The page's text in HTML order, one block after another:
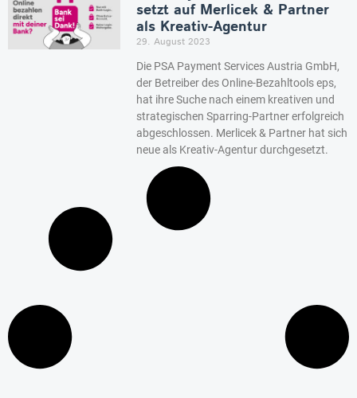
setzt auf Merlicek & Partner
als Kreativ-Agentur
29. August 2023
Die PSA Payment Services Austria GmbH,
der Betreiber des Online-Bezahltools eps,
hat ihre Suche nach einem kreativen und
strategischen Sparring-Partner erfolgreich
abgeschlossen. Merlicek & Partner hat sich
neue als Kreativ-Agentur durchgesetzt.